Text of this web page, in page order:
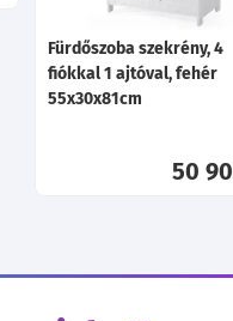
Fürdőszoba szekrény, 4
fiókkal 1 ajtóval, fehér
55x30x81cm
50